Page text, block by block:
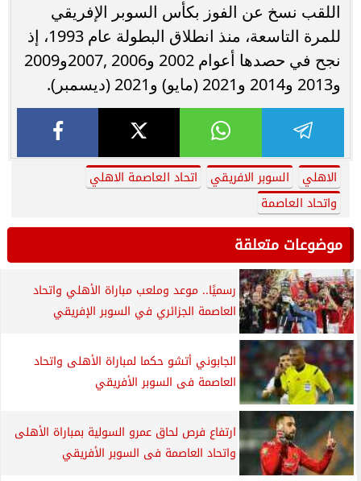
اللقب نسخ عن الفوز بكأس السوبر الإفريقي
للمرة التاسعة، منذ انطلاق البطولة عام 1993، إذ
نجح في حصدها أعوام 2002 و2006 ,2007و2009
و2013 و2014 و2021 (مايو) و2021 (ديسمبر).
الاهلي السوبر الافريقي
اتحاد العاصمة الاهلي
واتحاد العاصمة
موضوعات متعلقة
رسميًا.. موعد وملعب مباراة الأهلي واتحاد
العاصمة الجزائري في السوبر الإفريقي
الجابوني أتشو حكما لمباراة الأهلى واتحاد
العاصمة فى السوبر الأفريقي
ارتفاع فرص لحاق عمرو السولية بمباراة الأهلى
واتحاد العاصمة فى السوبر الأفريقي